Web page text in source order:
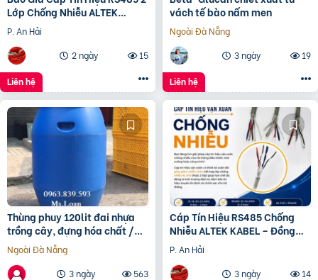
Lớp Chống Nhiễu ALTEK
KABEL | Đồng Nguyên Chất
100%, Chống Nhiễu Tối
P. An Hải
2 ngày
15
Liên hệ
vách tế bào nấm men
Ngoài Đà Nẵng
3 ngày
19
Liên hệ
Thùng phuy 120lit đai nhựa
trồng cây, đựng hóa chất /
0963 839 593 Ms.Loan
Ngoài Đà Nẵng
3 ngày
563
Cáp Tín Hiệu RS485 Chống
Nhiễu ALTEK KABEL – Đồng
Nguyên Chất 100%, Truyền
Tín Hiệu Ổn Định
P. An Hải
3 ngày
14